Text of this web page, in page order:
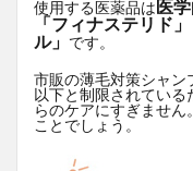
使用する医薬品は医
「フィナステリド
ル」 です。
市販の薄毛対策シャン
以下と制限されてい
らのケアにすぎませ
ことでしょう。